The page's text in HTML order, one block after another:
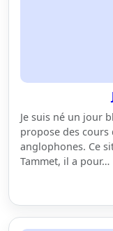
Je suis né un jour
propose des cours
anglophones. Ce
Tammet, il a pour…